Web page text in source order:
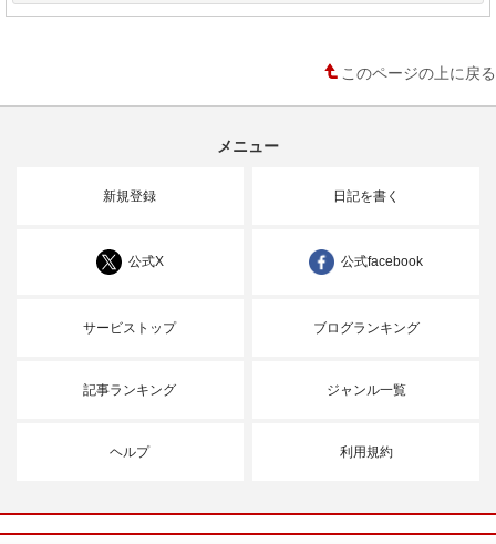
このページの上に戻る
メニュー
新規登録 日記を書く
公式X 公式facebook
サービストップ ブログランキング
記事ランキング ジャンル一覧
ヘルプ 利用規約